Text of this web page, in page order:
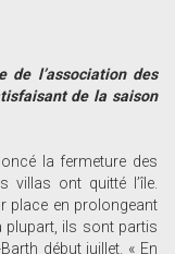
de l’association des
de la saison
la fermeture des
villas ont quitté l’île.
place en prolongeant
plupart, ils sont partis
début juillet. « En